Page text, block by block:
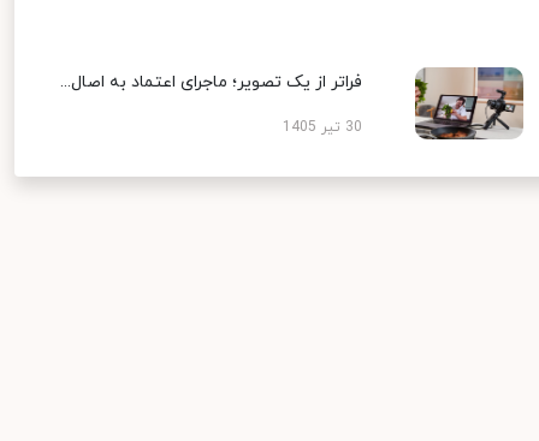
فراتر از یک تصویر؛ ماجرای اعتماد به اصال...
30 تیر 1405